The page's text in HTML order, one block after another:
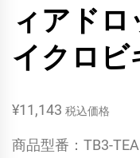
ィアド
イクロビ
¥11,143 税込価格
商品型番：TB3-